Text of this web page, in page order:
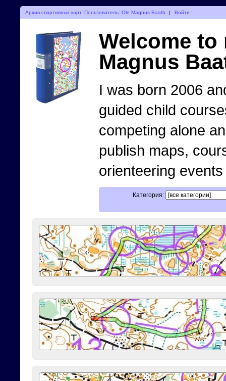
Архив спортивных карт. Пользователь: Ole Magnus Baath | Войти
Welcome to
Magnus
I was born 2006
guided child
competing alone
publish maps,
orienteering
Категория: